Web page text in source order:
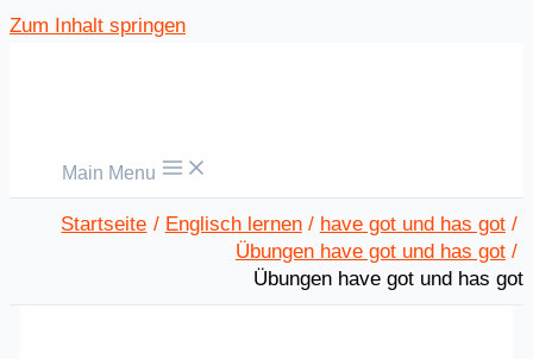
Zum Inhalt springen
Main Menu
Startseite Englisch lernen
have got und has got
Übungen have got und has got
Übungen have got und has got